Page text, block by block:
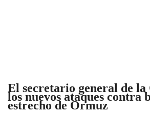
El secretario general de
los nuevos ataques contra
estrecho de Ormuz